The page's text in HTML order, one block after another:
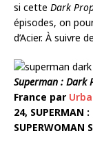
si cette Dark
épisodes, on
d’Acier. À suivre
Superman : Dark
France par
24, SUPERMAN
SUPERWOMAN